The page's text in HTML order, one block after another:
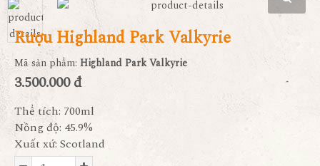
Rượu Highland Park Valkyrie
Mã sản phẩm: Highland Park Valkyrie
3.500.000 đ
Thể tích: 700ml
Nồng độ: 45.9%
Xuất xứ: Scotland